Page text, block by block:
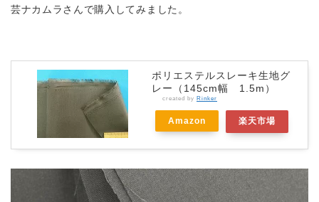
芸ナカムラさんで購入してみました。
ポリエステルスレーキ生地グ
レー（145cm幅 1.5m）
created by Rinker
Amazon 楽天市場